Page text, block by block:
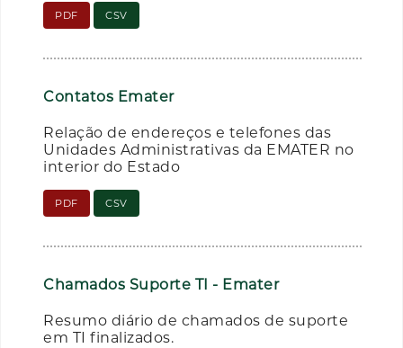
PDF CSV
Contatos Emater
Relação de endereços e telefones das
Unidades Administrativas da EMATER no
interior do Estado
PDF CSV
Chamados Suporte TI - Emater
Resumo diário de chamados de suporte
em TI finalizados.